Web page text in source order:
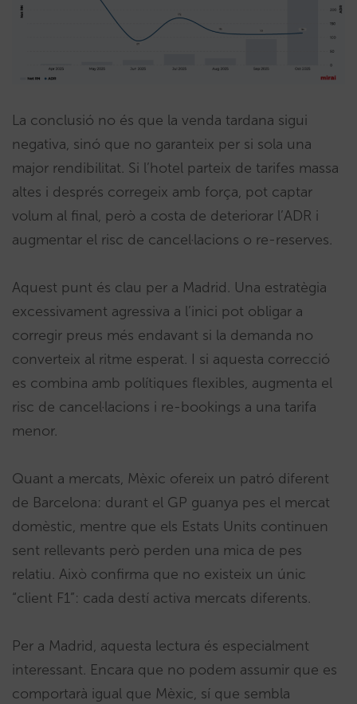
La conclusió no és que la venda tardana sigui
negativa, sinó que no garanteix per si sola una
major rendibilitat. Si l’hotel parteix de tarifes massa
altes i després corregeix amb força, pot captar
volum al final, però a costa de deteriorar l’ADR i
augmentar el risc de cancel·lacions o re-reserves.
Aquest punt és clau per a Madrid. Una estratègia
excessivament agressiva a l’inici pot obligar a
corregir preus més endavant si la demanda no
converteix al ritme esperat. I si aquesta correcció
es combina amb polítiques flexibles, augmenta el
risc de cancel·lacions i re-bookings a una tarifa
menor.
Quant a mercats, Mèxic ofereix un patró diferent
de Barcelona: durant el GP guanya pes el mercat
domèstic, mentre que els Estats Units continuen
sent rellevants però perden una mica de pes
relatiu. Això confirma que no existeix un únic
“client F1”: cada destí activa mercats diferents.
Per a Madrid, aquesta lectura és especialment
interessant. Encara que no podem assumir que es
comportarà igual que Mèxic, sí que sembla